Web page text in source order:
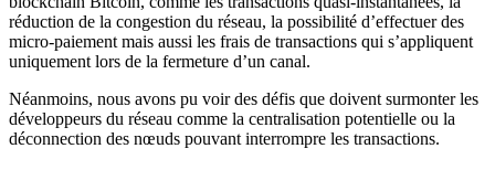
réduction de la congestion du réseau, la possibilité d’effectuer des
micro-paiement mais aussi les frais de transactions qui s’appliquent
uniquement lors de la fermeture d’un canal.
Néanmoins, nous avons pu voir des défis que doivent surmonter les
développeurs du réseau comme la centralisation potentielle ou la
déconnection des nœuds pouvant interrompre les transactions.